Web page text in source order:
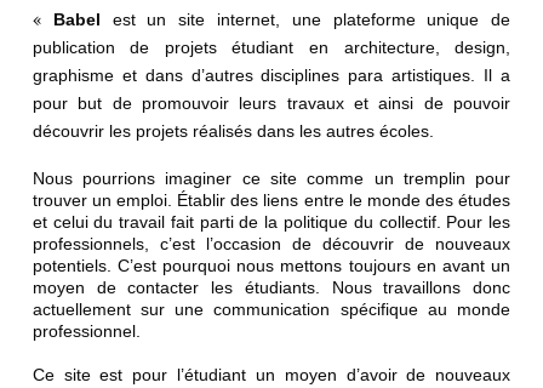
« Babel est un site internet, une plateforme unique de
publication de projets étudiant en architecture, design,
graphisme et dans d’autres disciplines para artistiques. Il a
pour but de promouvoir leurs travaux et ainsi de pouvoir
découvrir les projets réalisés dans les autres écoles.
Nous pourrions imaginer ce site comme un tremplin pour
trouver un emploi. Établir des liens entre le monde des études
et celui du travail fait parti de la politique du collectif. Pour les
professionnels, c’est l’occasion de découvrir de nouveaux
potentiels. C’est pourquoi nous mettons toujours en avant un
moyen de contacter les étudiants. Nous travaillons donc
actuellement sur une communication spécifique au monde
professionnel.
Ce site est pour l’étudiant un moyen d’avoir de nouveaux